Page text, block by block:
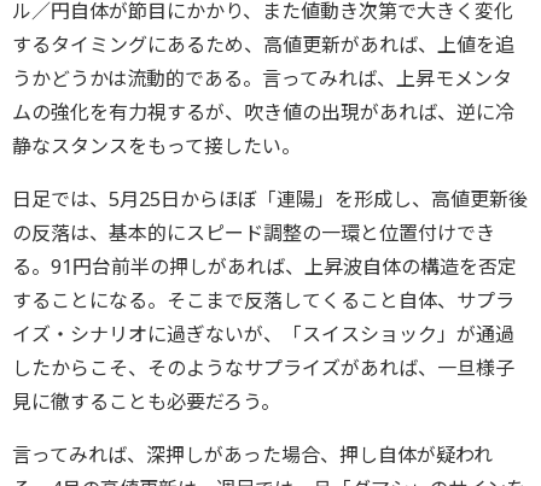
ル／円自体が節目にかかり、また値動き次第で大きく変化
するタイミングにあるため、高値更新があれば、上値を追
うかどうかは流動的である。言ってみれば、上昇モメンタ
ムの強化を有力視するが、吹き値の出現があれば、逆に冷
静なスタンスをもって接したい。
日足では、5月25日からほぼ「連陽」を形成し、高値更新後
の反落は、基本的にスピード調整の一環と位置付けでき
る。91円台前半の押しがあれば、上昇波自体の構造を否定
することになる。そこまで反落してくること自体、サプラ
イズ・シナリオに過ぎないが、「スイスショック」が通過
したからこそ、そのようなサプライズがあれば、一旦様子
見に徹することも必要だろう。
言ってみれば、深押しがあった場合、押し自体が疑われ